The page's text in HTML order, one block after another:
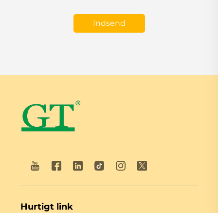
Indsend
Hurtigt link